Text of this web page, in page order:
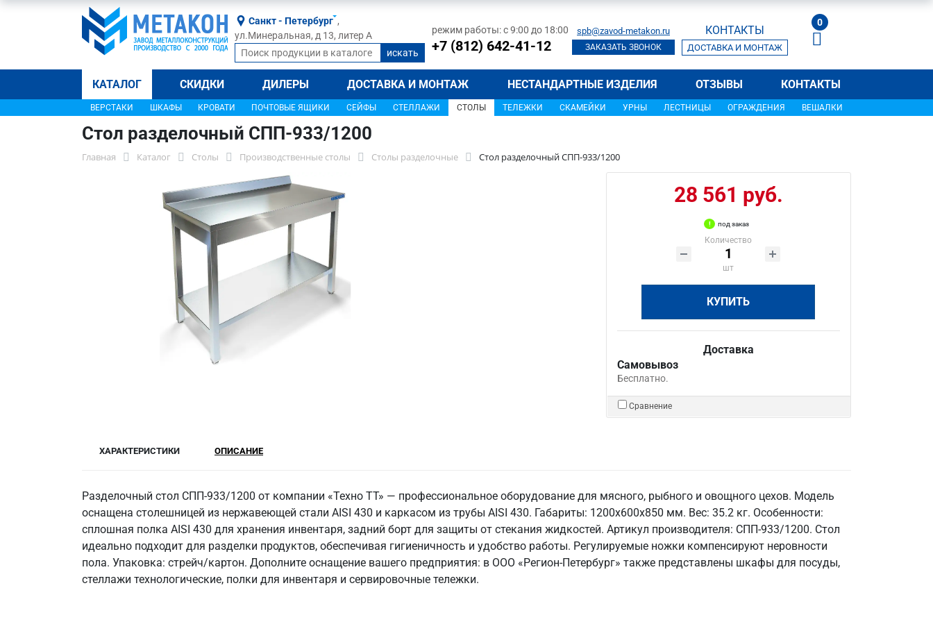
Санкт - Петербург ,
ул.Минеральная, д 13, литер А
режим работы: с 9:00 до 18:00
+7 (812) 642-41-12
spb@zavod-metakon.ru
ЗАКАЗАТЬ ЗВОНОК
КОНТАКТЫ
ДОСТАВКА И МОНТАЖ
0
КАТАЛОГ СКИДКИ ДИЛЕРЫ ДОСТАВКА И МОНТАЖ НЕСТАНДАРТНЫЕ ИЗДЕЛИЯ ОТЗЫВЫ КОНТАКТЫ
ВЕРСТАКИ ШКАФЫ КРОВАТИ ПОЧТОВЫЕ ЯЩИКИ СЕЙФЫ СТЕЛЛАЖИ СТОЛЫ ТЕЛЕЖКИ СКАМЕЙКИ УРНЫ ЛЕСТНИЦЫ ОГРАЖДЕНИЯ ВЕШАЛКИ
Стол разделочный СПП-933/1200
Главная Каталог Столы Производственные столы Столы разделочные Стол разделочный СПП-933/1200
28 561 руб.
под заказ
Количество
шт
КУПИТЬ
Доставка
Самовывоз
Бесплатно.
Сравнение
ХАРАКТЕРИСТИКИ ОПИСАНИЕ
Разделочный стол СПП-933/1200 от компании «Техно ТТ» — профессиональное оборудование для мясного, рыбного и овощного цехов. Модель
оснащена столешницей из нержавеющей стали AISI 430 и каркасом из трубы AISI 430. Габариты: 1200x600x850 мм. Вес: 35.2 кг. Особенности:
сплошная полка AISI 430 для хранения инвентаря, задний борт для защиты от стекания жидкостей. Артикул производителя: СПП-933/1200. Стол
идеально подходит для разделки продуктов, обеспечивая гигиеничность и удобство работы. Регулируемые ножки компенсируют неровности
пола. Упаковка: стрейч/картон. Дополните оснащение вашего предприятия: в ООО «Регион-Петербург» также представлены шкафы для посуды,
стеллажи технологические, полки для инвентаря и сервировочные тележки.